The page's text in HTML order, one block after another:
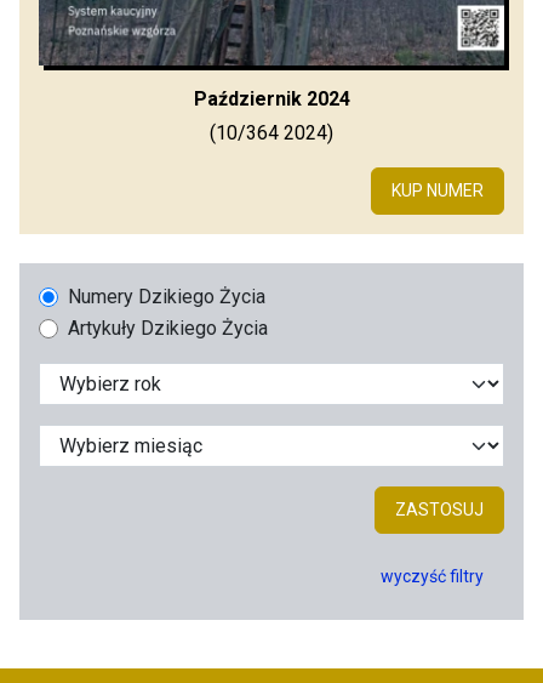
Październik 2024
(10/364 2024)
KUP NUMER
Numery Dzikiego Życia
Artykuły Dzikiego Życia
ZASTOSUJ
wyczyść filtry